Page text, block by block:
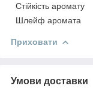
Стійкість аромату
Шлейф аромата
Приховати
Умови доставки